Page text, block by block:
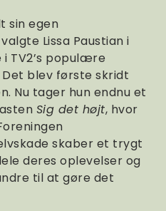
sin egen
Lissa Paustian i
TV2’s populære
blev første skridt
Nu tager hun endnu et
Sig det højt, hvor
skaber et trygt
deres oplevelser og
til at gøre det